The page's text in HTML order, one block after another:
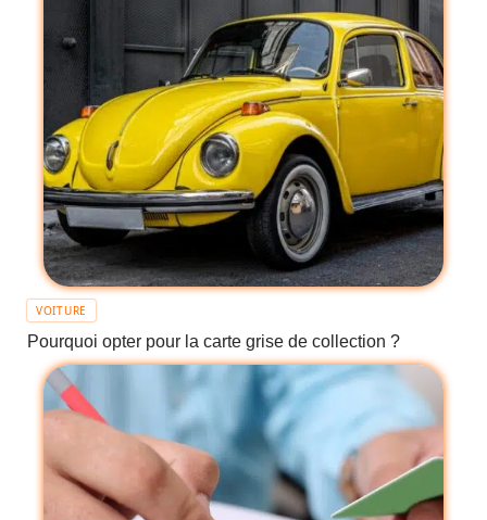
VOITURE
Pourquoi opter pour la carte grise de collection ?